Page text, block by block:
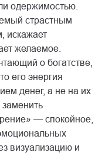
одержимостью.
страстным
искажает
желаемое.
о богатстве,
его энергия
денег, а не на их
— спокойное,
визуализацию и